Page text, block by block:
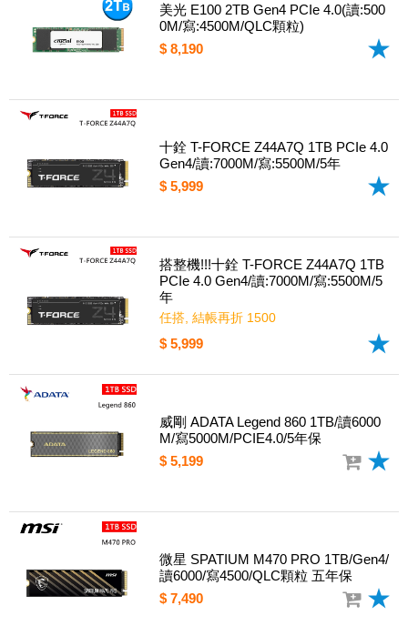
美光 E100 2TB Gen4 PCIe 4.0(讀:500
0M/寫:4500M/QLC顆粒)
$ 8,190
十銓 T-FORCE Z44A7Q 1TB PCIe 4.0
Gen4/讀:7000M/寫:5500M/5年
$ 5,999
搭整機!!!十銓 T-FORCE Z44A7Q 1TB
PCIe 4.0 Gen4/讀:7000M/寫:5500M/5
年
任搭, 結帳再折 1500
$ 5,999
威剛 ADATA Legend 860 1TB/讀6000
M/寫5000M/PCIE4.0/5年保
$ 5,199
微星 SPATIUM M470 PRO 1TB/Gen4/
讀6000/寫4500/QLC顆粒 五年保
$ 7,490